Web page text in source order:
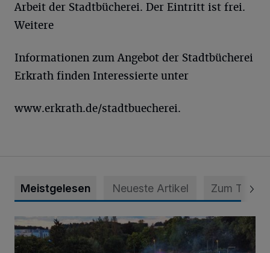
Arbeit der Stadtbücherei. Der Eintritt ist frei.
Weitere
Informationen zum Angebot der Stadtbücherei
Erkrath finden Interessierte unter
www.erkrath.de/stadtbuecherei.
Meistgelesen Neueste Artikel Zum Thema
Vier Tage mit vollem Programm